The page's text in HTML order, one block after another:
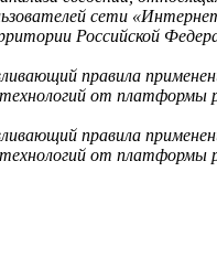
сети
Российской
правила
от платформы
правила
от платформы